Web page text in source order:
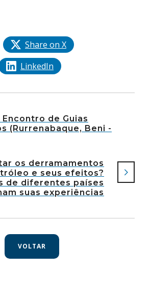
Share on X
LinkedIn
de Guias
(Rurrenabaque, Beni -
os derramamentos
e seus efeitos?
de diferentes países
suas experiências
VOLTAR